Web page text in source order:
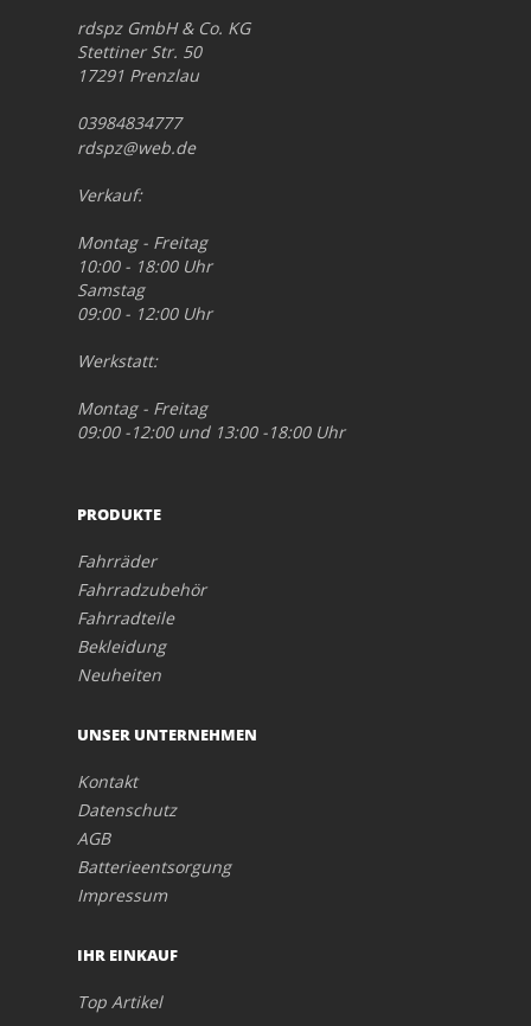
rdspz GmbH & Co. KG
Stettiner Str. 50
17291 Prenzlau
03984834777
rdspz@web.de
Verkauf:
Montag - Freitag
10:00 - 18:00 Uhr
Samstag
09:00 - 12:00 Uhr
Werkstatt:
Montag - Freitag
09:00 -12:00 und 13:00 -18:00 Uhr
PRODUKTE
Fahrräder
Fahrradzubehör
Fahrradteile
Bekleidung
Neuheiten
UNSER UNTERNEHMEN
Kontakt
Datenschutz
AGB
Batterieentsorgung
Impressum
IHR EINKAUF
Top Artikel